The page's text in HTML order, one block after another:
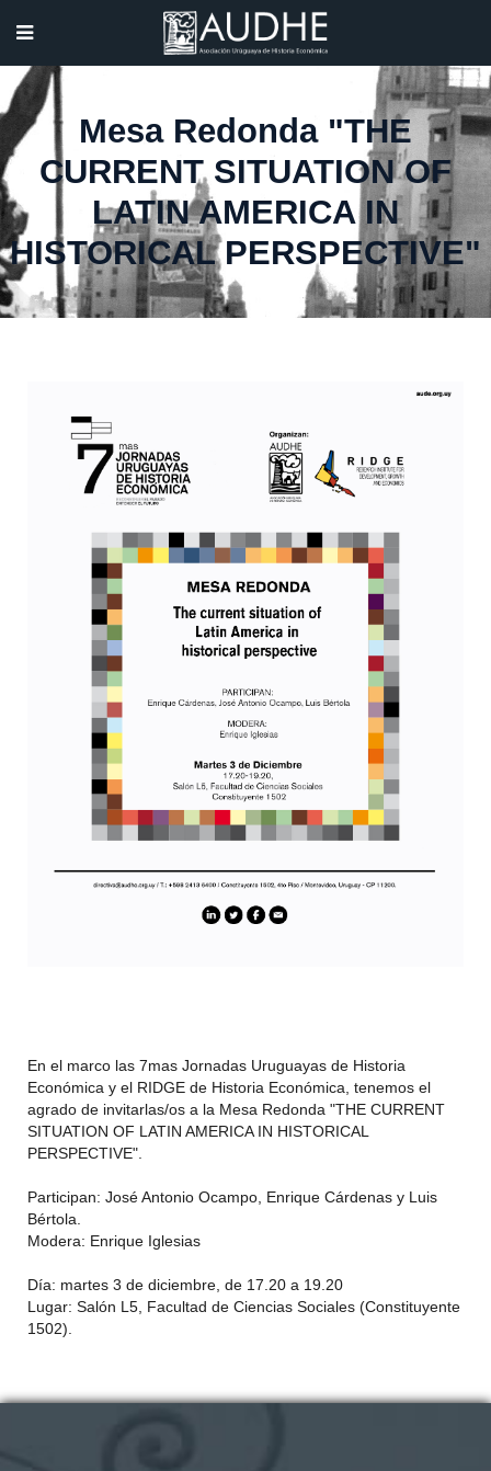
Mesa Redonda "THE
CURRENT SITUATION OF
LATIN AMERICA IN
HISTORICAL PERSPECTIVE"
En el marco las 7mas Jornadas Uruguayas de Historia
Económica y el RIDGE de Historia Económica, tenemos el
agrado de invitarlas/os a la Mesa Redonda "THE CURRENT
SITUATION OF LATIN AMERICA IN HISTORICAL
PERSPECTIVE".
Participan: José Antonio Ocampo, Enrique Cárdenas y Luis
Bértola.
Modera: Enrique Iglesias
Día: martes 3 de diciembre, de 17.20 a 19.20
Lugar: Salón L5, Facultad de Ciencias Sociales (Constituyente
1502).